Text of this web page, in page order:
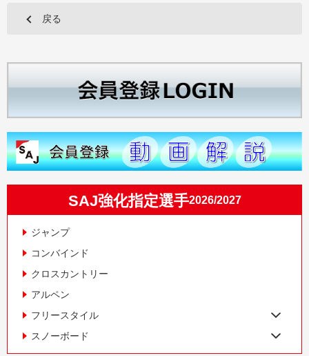
戻る
SAJ強化指定選手2026/2027
ジャンプ
コンバインド
クロスカントリー
アルペン
フリースタイル
スノーボード